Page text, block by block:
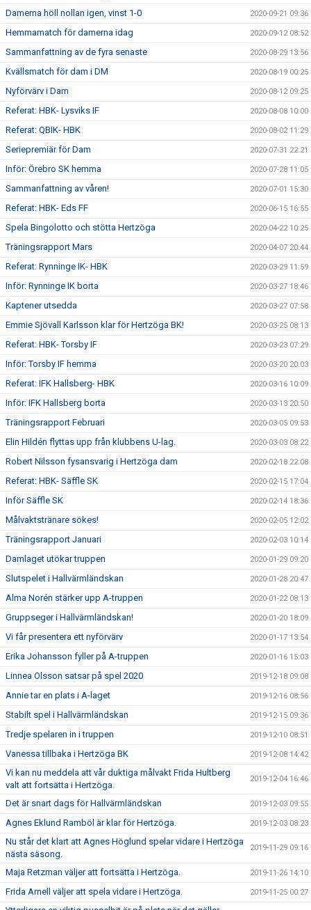
Damerna höll nollan igen, vinst 1-0 2020-09-21 09:36
Hemmamatch för damerna idag 2020-09-12 08:52
Sammanfattning av de fyra senaste 2020-08-29 13:56
Kvällsmatch för dam i DM 2020-08-19 00:25
Nyförvärv i Dam 2020-08-12 09:25
Referat: HBK- Lysviks IF 2020-08-08 10:00
Referat: QBIK- HBK 2020-08-02 11:29
Seriepremiär för Dam 2020-07-31 22:21
Inför: Örebro SK hemma 2020-07-28 11:05
Sammanfattning av våren! 2020-07-01 15:30
Referat: HBK- Eds FF 2020-06-15 16:55
Spela Bingolotto och stötta Hertzöga 2020-04-22 10:25
Träningsrapport Mars 2020-04-07 20:44
Referat: Rynninge IK- HBK 2020-03-29 11:59
Inför: Rynninge IK borta 2020-03-27 18:46
Kaptener utsedda 2020-03-27 07:58
Emmie Sjövall Karlsson klar för Hertzöga BK! 2020-03-25 08:13
Referat: HBK- Torsby IF 2020-03-23 07:29
Inför: Torsby IF hemma 2020-03-20 20:03
Referat: IFK Hallsberg- HBK 2020-03-16 10:09
Inför: IFK Hallsberg borta 2020-03-13 20:50
Träningsrapport Februari 2020-03-05 09:53
Elin Hildén flyttas upp från klubbens U-lag. 2020-03-03 08:22
Robert Nilsson fysansvarig i Hertzöga dam 2020-02-18 22:08
Referat: HBK- Säffle SK 2020-02-15 17:04
Inför Säffle SK 2020-02-14 18:36
Målvaktstränare sökes! 2020-02-05 12:02
Träningsrapport Januari 2020-02-03 10:14
Damlaget utökar truppen 2020-01-29 09:20
Slutspelet i Hallvärmländskan 2020-01-28 20:47
Alma Norén stärker upp A-truppen 2020-01-22 08:13
Gruppseger i Hallvärmländskan! 2020-01-20 18:09
Vi får presentera ett nyförvärv 2020-01-17 13:54
Erika Johansson fyller på A-truppen 2020-01-16 15:03
Linnea Olsson satsar på spel 2020 2019-12-18 09:08
Annie tar en plats i A-laget 2019-12-16 08:56
Stabilt spel i Hallvärmländskan 2019-12-15 09:36
Tredje spelaren in i truppen 2019-12-10 08:51
Vanessa tillbaka i Hertzöga BK 2019-12-08 14:42
Vi kan nu meddela att vår duktiga målvakt Frida Hultberg
valt att fortsätta i Hertzöga.
2019-12-04 16:46
Det är snart dags för Hallvärmländskan 2019-12-03 09:55
Agnes Eklund Ramböl är klar för Hertzöga. 2019-12-03 08:23
Nu står det klart att Agnes Höglund spelar vidare i Hertzöga
nästa säsong.
2019-11-29 09:16
Maja Retzman väljer att fortsätta i Hertzöga. 2019-11-26 14:10
Frida Arnell väljer att spela vidare i Hertzöga. 2019-11-25 00:27